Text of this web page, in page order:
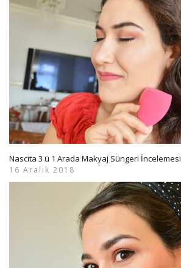
Nascita 3 ü 1 Arada Makyaj Süngeri İncelemesi
16 Aralık 2018